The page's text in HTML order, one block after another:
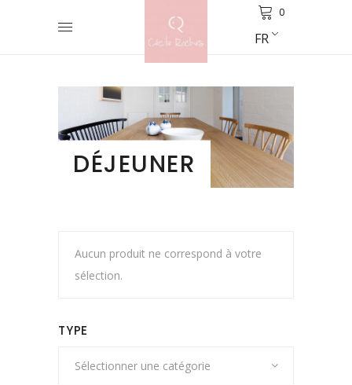
0
FR
DÉJEUNER
Aucun produit ne correspond à votre
sélection.
TYPE
Sélectionner une catégorie